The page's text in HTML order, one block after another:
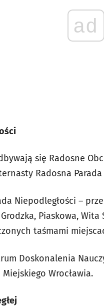
ad
się Radosne
Radosna
Niepodległości –
Piaskowa,
taśmami
Doskonalenia
Wrocławia.